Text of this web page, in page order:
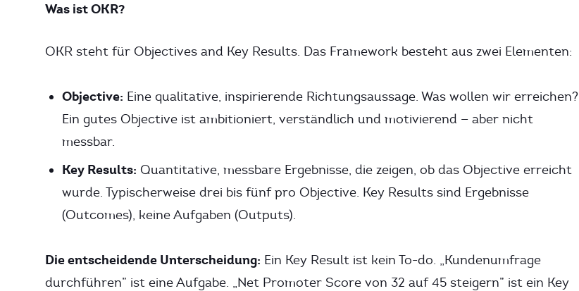
Was ist OKR?
OKR steht für Objectives and Key Results. Das Framework besteht aus zwei Elementen:
Objective: Eine qualitative, inspirierende Richtungsaussage. Was wollen wir erreichen?
Ein gutes Objective ist ambitioniert, verständlich und motivierend — aber nicht
messbar.
Key Results: Quantitative, messbare Ergebnisse, die zeigen, ob das Objective erreicht
wurde. Typischerweise drei bis fünf pro Objective. Key Results sind Ergebnisse
(Outcomes), keine Aufgaben (Outputs).
Die entscheidende Unterscheidung: Ein Key Result ist kein To-do. „Kundenumfrage
durchführen” ist eine Aufgabe. „Net Promoter Score von 32 auf 45 steigern” ist ein Key